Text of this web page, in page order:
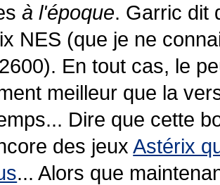
à l'époque. Garric dit
NES (que je ne
En tout cas, le
meilleur que la
Dire que cette
des jeuxAstérix
... Alors que